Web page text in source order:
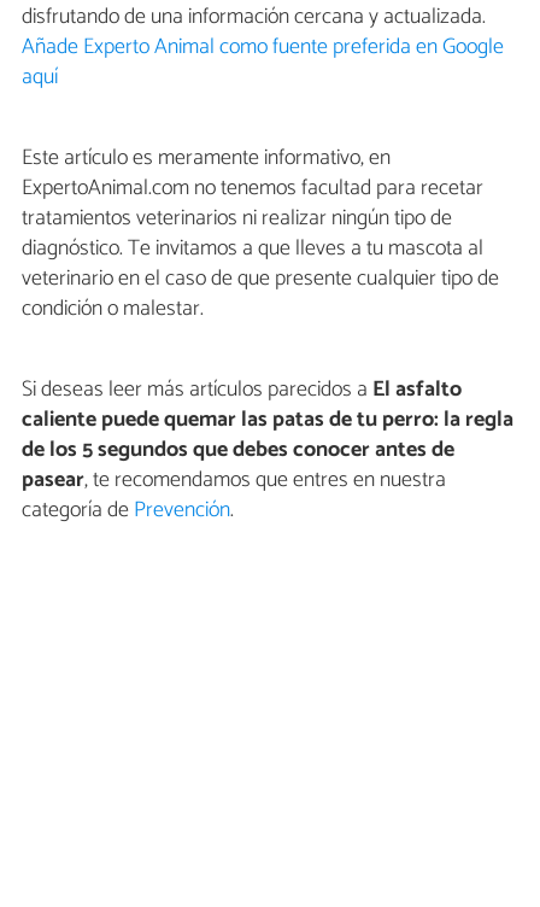
disfrutando de una información cercana y actualizada.
Añade Experto Animal como fuente preferida en Google
aquí
Este artículo es meramente informativo, en
ExpertoAnimal.com no tenemos facultad para recetar
tratamientos veterinarios ni realizar ningún tipo de
diagnóstico. Te invitamos a que lleves a tu mascota al
veterinario en el caso de que presente cualquier tipo de
condición o malestar.
Si deseas leer más artículos parecidos a El asfalto
caliente puede quemar las patas de tu perro: la regla
de los 5 segundos que debes conocer antes de
pasear, te recomendamos que entres en nuestra
categoría dePrevención.